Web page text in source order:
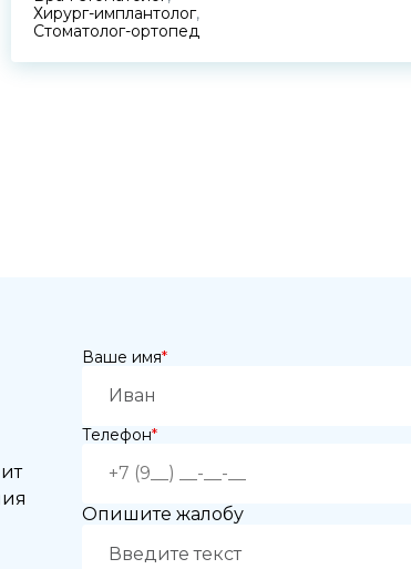
Хирург-имплантолог,
Стоматолог-ортопед
Ваше имя*
Телефон*
Опишите жалобу